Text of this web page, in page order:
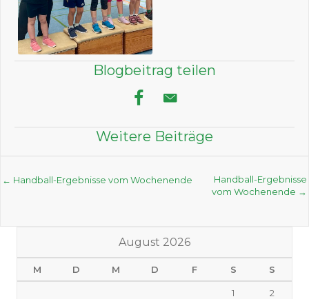
Blogbeitrag teilen
Weitere Beiträge
Posts
← Handball-Ergebnisse vom Wochenende
Handball-Ergebnisse
vom Wochenende →
August 2026
M D M D F S S
1
2